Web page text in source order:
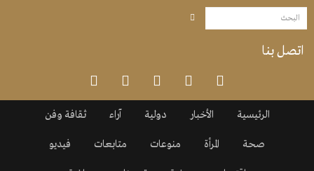
اتصل بنا
الرئيسية الأخبار دولية آراء ثقافة وفن
صحة المرأة منوعات متابعات فيديو